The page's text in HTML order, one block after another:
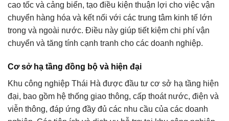
cao tốc và cảng biển, tạo điều kiện thuận lợi cho việc vận
chuyển hàng hóa và kết nối với các trung tâm kinh tế lớn
trong và ngoài nước. Điều này giúp tiết kiệm chi phí vận
chuyển và tăng tính cạnh tranh cho các doanh nghiệp.
Cơ sở hạ tầng đồng bộ và hiện đại
Khu công nghiệp Thái Hà được đầu tư cơ sở hạ tầng hiện
đại, bao gồm hệ thống giao thông, cấp thoát nước, điện và
viễn thông, đáp ứng đầy đủ các nhu cầu của các doanh